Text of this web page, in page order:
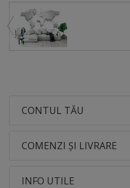
CONTUL TĂU
COMENZI ȘI LIVRARE
INFO UTILE